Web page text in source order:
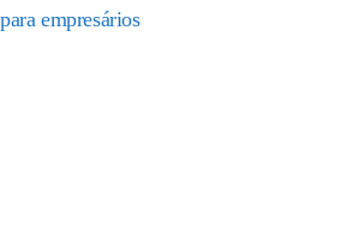
para empresários